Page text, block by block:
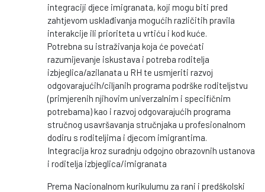
integraciji djece imigranata, koji mogu biti pred
zahtjevom usklađivanja mogućih različitih pravila
interakcije ili prioriteta u vrtiću i kod kuće.
Potrebna su istraživanja koja će povećati
razumijevanje iskustava i potreba roditelja
izbjeglica/azilanata u RH te usmjeriti razvoj
odgovarajućih/ciljanih programa podrške roditeljstvu
(primjerenih njihovim univerzalnim i specifičnim
potrebama) kao i razvoj odgovarajućih programa
stručnog usavršavanja stručnjaka u profesionalnom
dodiru s roditeljima i djecom imigrantima.
Integracija kroz suradnju odgojno obrazovnih ustanova
i roditelja izbjeglica/imigranata
Prema Nacionalnom kurikulumu za rani i predškolski